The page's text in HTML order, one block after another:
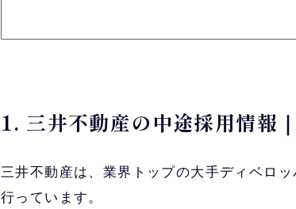
1. 三井不動産の中途採用情報
三井不動産は、業界トップの大手ディベロ
行っています。